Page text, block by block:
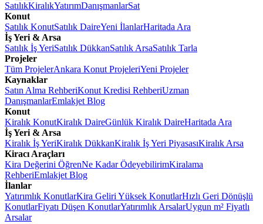
SatılıkKiralıkYatırımDanışmanlarSat
Konut
Satılık KonutSatılık DaireYeni İlanlarHaritada Ara
İş Yeri & Arsa
Satılık İş YeriSatılık DükkanSatılık ArsaSatılık Tarla
Projeler
Tüm ProjelerAnkara Konut ProjeleriYeni Projeler
Kaynaklar
Satın Alma RehberiKonut Kredisi RehberiUzman
DanışmanlarEmlakjet Blog
Konut
Kiralık KonutKiralık DaireGünlük Kiralık DaireHaritada Ara
İş Yeri & Arsa
Kiralık İş YeriKiralık DükkanKiralık İş Yeri PiyasasıKiralık Arsa
Kiracı Araçları
Kira Değerini ÖğrenNe Kadar ÖdeyebilirimKiralama
RehberiEmlakjet Blog
İlanlar
Yatırımlık KonutlarKira Geliri Yüksek KonutlarHızlı Geri Dönüşlü
KonutlarFiyatı Düşen KonutlarYatırımlık ArsalarUygun m² Fiyatlı
Arsalar